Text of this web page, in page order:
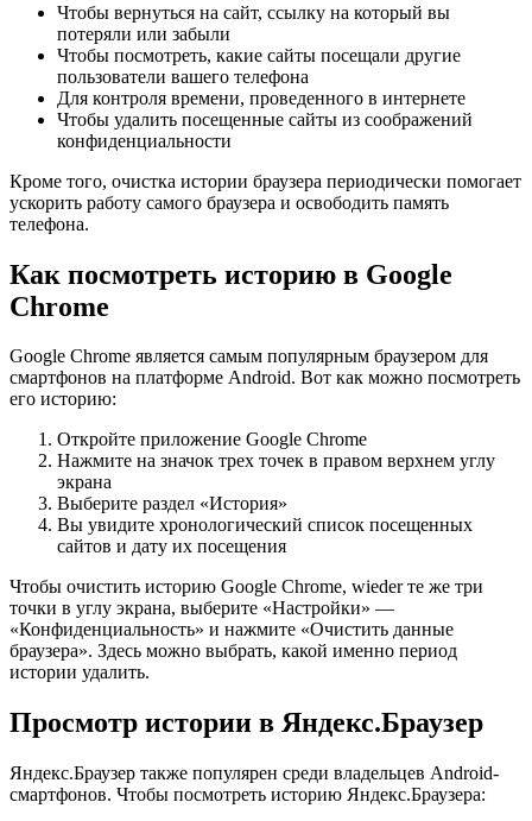
Чтобы вернуться на сайт, ссылку на который вы
потеряли или забыли
Чтобы посмотреть, какие сайты посещали другие
пользователи вашего телефона
Для контроля времени, проведенного в интернете
Чтобы удалить посещенные сайты из соображений
конфиденциальности
Кроме того, очистка истории браузера периодически помогает
ускорить работу самого браузера и освободить память
телефона.
Как посмотреть историю в Google
Chrome
Google Chrome является самым популярным браузером для
смартфонов на платформе Android. Вот как можно посмотреть
его историю:
Откройте приложение Google Chrome
Нажмите на значок трех точек в правом верхнем углу
экрана
Выберите раздел «История»
Вы увидите хронологический список посещенных
сайтов и дату их посещения
Чтобы очистить историю Google Chrome, wieder те же три
точки в углу экрана, выберите «Настройки» —
«Конфиденциальность» и нажмите «Очистить данные
браузера». Здесь можно выбрать, какой именно период
истории удалить.
Просмотр истории в Яндекс.Браузер
Яндекс.Браузер также популярен среди владельцев Android-
смартфонов. Чтобы посмотреть историю Яндекс.Браузера: